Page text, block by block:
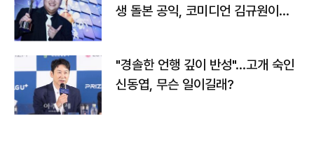
생 돌본 공익, 코미디언 김규원이었
"경솔한 언행 깊이 반성"…고개 숙인
신동엽, 무슨 일이길래?